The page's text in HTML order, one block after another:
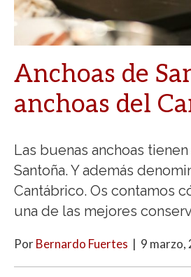
Anchoas de
anchoas del
Las buenas anchoas
Santoña. Y además
Cantábrico. Os contamos
una de las mejores
PorBernardo Fuertes | 9 marzo,